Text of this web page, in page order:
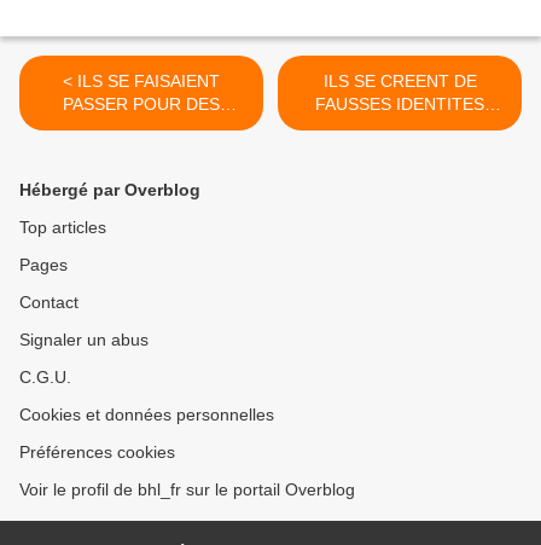
< ILS SE FAISAIENT
PASSER POUR DES
FEMMES SUR INTERNET
ILS SE CREENT DE
FAUSSES IDENTITES
POUR ESCROQUER SUR
Hébergé par Overblog
Top articles
Pages
Contact
Signaler un abus
C.G.U.
Cookies et données personnelles
Préférences cookies
Voir le profil de bhl_fr sur le portail Overblog